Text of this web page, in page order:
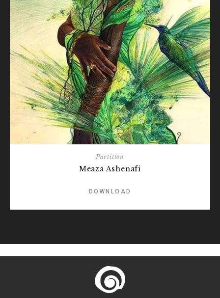
Partition
Meaza Ashenafi
DOWNLOAD